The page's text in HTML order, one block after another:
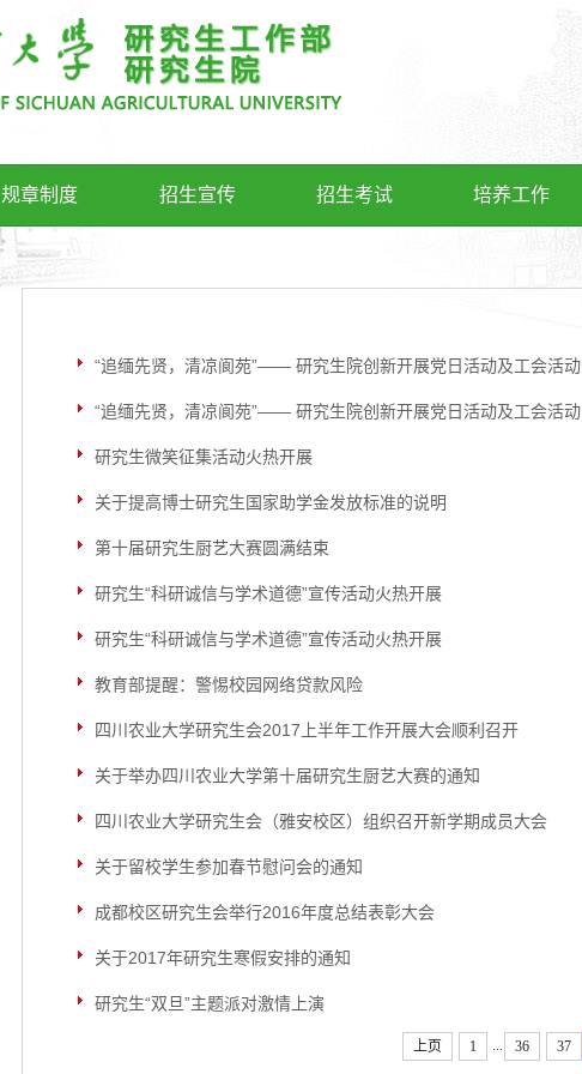
规章制度 招生宣传 招生考试 培养工作
“追缅先贤，清凉阆苑”—— 研究生院创新开展党日活动及工会活动
“追缅先贤，清凉阆苑”—— 研究生院创新开展党日活动及工会活动
研究生微笑征集活动火热开展
关于提高博士研究生国家助学金发放标准的说明
第十届研究生厨艺大赛圆满结束
研究生“科研诚信与学术道德”宣传活动火热开展
研究生“科研诚信与学术道德”宣传活动火热开展
教育部提醒：警惕校园网络贷款风险
四川农业大学研究生会2017上半年工作开展大会顺利召开
关于举办四川农业大学第十届研究生厨艺大赛的通知
四川农业大学研究生会（雅安校区）组织召开新学期成员大会
关于留校学生参加春节慰问会的通知
成都校区研究生会举行2016年度总结表彰大会
关于2017年研究生寒假安排的通知
研究生“双旦”主题派对激情上演
上页 1 36 37